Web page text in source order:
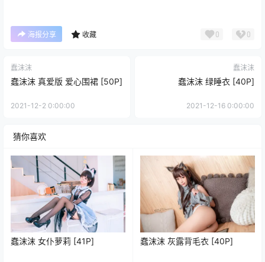
海报分享 收藏 0 0
蠢沫沫
蠢沫沫 真爱版 爱心围裙 [50P]
2021-12-2 0:00:00
蠢沫沫
蠢沫沫 绿睡衣 [40P]
2021-12-16 0:00:00
猜你喜欢
蠢沫沫 女仆萝莉 [41P] 蠢沫沫 灰露背毛衣 [40P]